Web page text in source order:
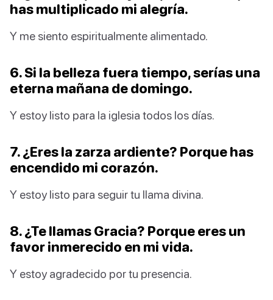
has multiplicado mi alegría.
Y me siento espiritualmente alimentado.
6. Si la belleza fuera tiempo, serías una
eterna mañana de domingo.
Y estoy listo para la iglesia todos los días.
7. ¿Eres la zarza ardiente? Porque has
encendido mi corazón.
Y estoy listo para seguir tu llama divina.
8. ¿Te llamas Gracia? Porque eres un
favor inmerecido en mi vida.
Y estoy agradecido por tu presencia.